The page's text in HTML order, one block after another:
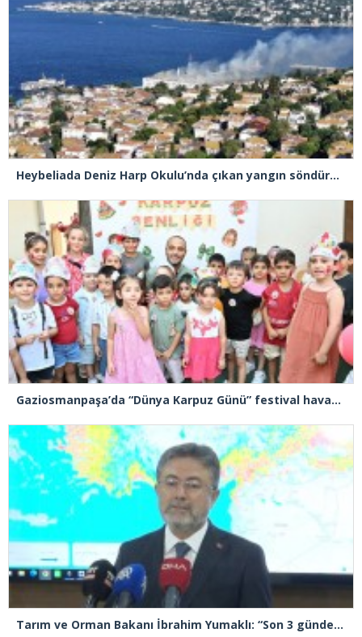
Heybeliada Deniz Harp Okulu’nda çıkan yangın söndürüldü
Gaziosmanpaşa’da “Dünya Karpuz Günü” festival havasında kutlandı
Tarım ve Orman Bakanı İbrahim Yumaklı: “Son 3 günde 260 yangına müdahale ettik, 258’i kontrol altına aldık”